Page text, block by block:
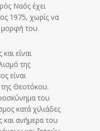
Ναός έχει
1975, χωρίς να
του.
είναι
της
είναι
Θεοτόκου.
του
κατά χιλιάδες
ανήμερα του